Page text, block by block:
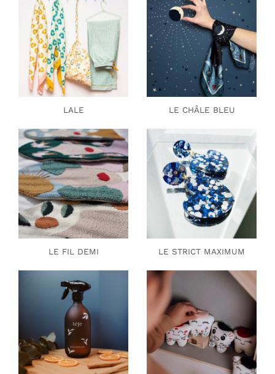
LALE LE CHÂLE BLEU
LE FIL DEMI LE STRICT MAXIMUM